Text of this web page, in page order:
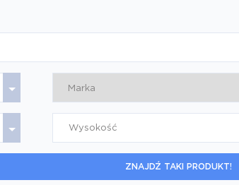
Wysokość
ZNAJDŹ TAKI PRODUKT!